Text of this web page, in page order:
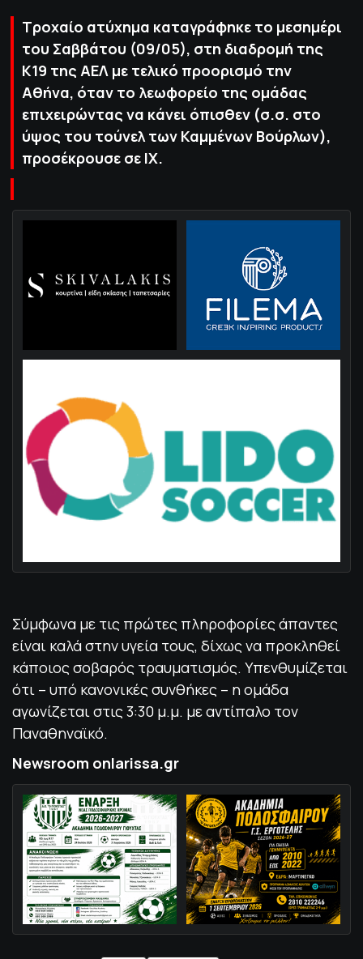
Τροχαίο ατύχημα καταγράφηκε το μεσημέρι
του Σαββάτου (09/05), στη διαδρομή της
Κ19 της ΑΕΛ με τελικό προορισμό την
Αθήνα, όταν το λεωφορείο της ομάδας
επιχειρώντας να κάνει όπισθεν (σ.σ. στο
ύψος του τούνελ των Καμμένων Βούρλων),
προσέκρουσε σε ΙΧ.
Σύμφωνα με τις πρώτες πληροφορίες άπαντες
είναι καλά στην υγεία τους, δίχως να προκληθεί
κάποιος σοβαρός τραυματισμός. Υπενθυμίζεται
ότι – υπό κανονικές συνθήκες – η ομάδα
αγωνίζεται στις 3:30 μ.μ. με αντίπαλο τον
Παναθηναϊκό.
Newsroom onlarissa.gr